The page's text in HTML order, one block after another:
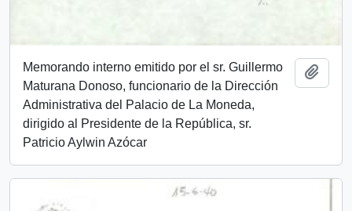
Memorando interno emitido por el sr. Guillermo
Maturana Donoso, funcionario de la Dirección
Administrativa del Palacio de La Moneda,
dirigido al Presidente de la República, sr.
Patricio Aylwin Azócar